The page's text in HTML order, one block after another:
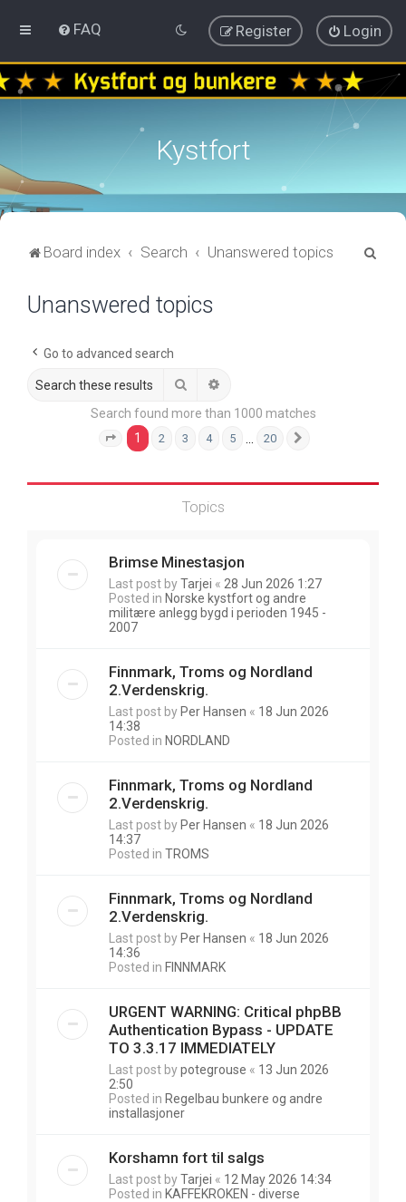
FAQ Login
Register
Kystfort
Board index Search Unanswered topics
Unanswered topics
Go to advanced search
Search
Search found more than 1000 matches
Page 1 of 20
1 2 3 4 5 20
Topics
Brimse Minestasjon
Last post byTarjei « 28 Jun 2026 1:27
Posted in Norske kystfort og andre
militære anlegg bygd i perioden 1945 -
2007
Finnmark, Troms og Nordland
2.Verdenskrig.
Last post by Per Hansen « 18 Jun 2026
14:38
Posted in NORDLAND
Finnmark, Troms og Nordland
2.Verdenskrig.
Last post by Per Hansen « 18 Jun 2026
14:37
Posted in TROMS
Finnmark, Troms og Nordland
2.Verdenskrig.
Last post by Per Hansen « 18 Jun 2026
14:36
Posted in FINNMARK
URGENT WARNING: Critical phpBB
Authentication Bypass - UPDATE
TO 3.3.17 IMMEDIATELY
Last post bypotegrouse « 13 Jun 2026
2:50
Posted in Regelbau bunkere og andre
installasjoner
Korshamn fort til salgs
Last post byTarjei « 12 May 2026 14:34
Posted in KAFFEKROKEN - diverse